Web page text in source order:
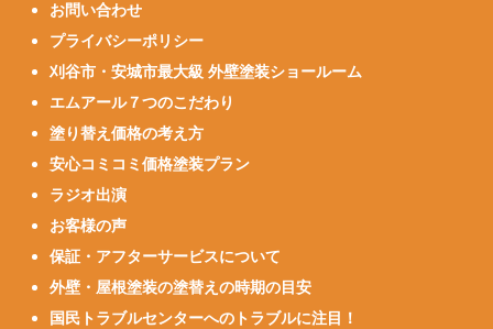
お問い合わせ
プライバシーポリシー
刈谷市・安城市最大級 外壁塗装ショールーム
エムアール７つのこだわり
塗り替え価格の考え方
安心コミコミ価格塗装プラン
ラジオ出演
お客様の声
保証・アフターサービスについて
外壁・屋根塗装の塗替えの時期の目安
国民トラブルセンターへのトラブルに注目！